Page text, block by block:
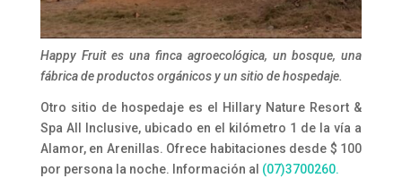
Happy Fruit es una finca agroecológica, un bosque, una
fábrica de productos orgánicos y un sitio de hospedaje.
Otro sitio de hospedaje es el Hillary Nature Resort &
Spa All Inclusive, ubicado en el kilómetro 1 de la vía a
Alamor, en Arenillas. Ofrece habitaciones desde $ 100
por persona la noche. Información al (07)3700260.